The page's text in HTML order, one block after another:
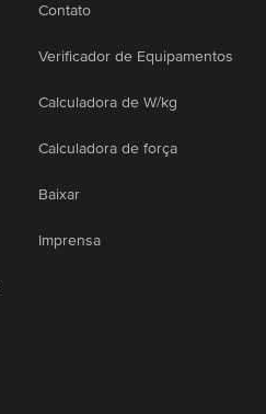
Contato
Verificador de Equipamentos
Calculadora de W/kg
Calculadora de força
Baixar
Imprensa